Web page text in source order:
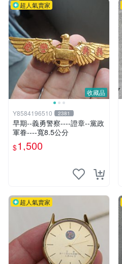
收藏品
超人氣賣家
Y8584196510 2381
早期--義勇警察----證章--黨政
軍眷----寬8.5公分
$1,500
超人氣賣家